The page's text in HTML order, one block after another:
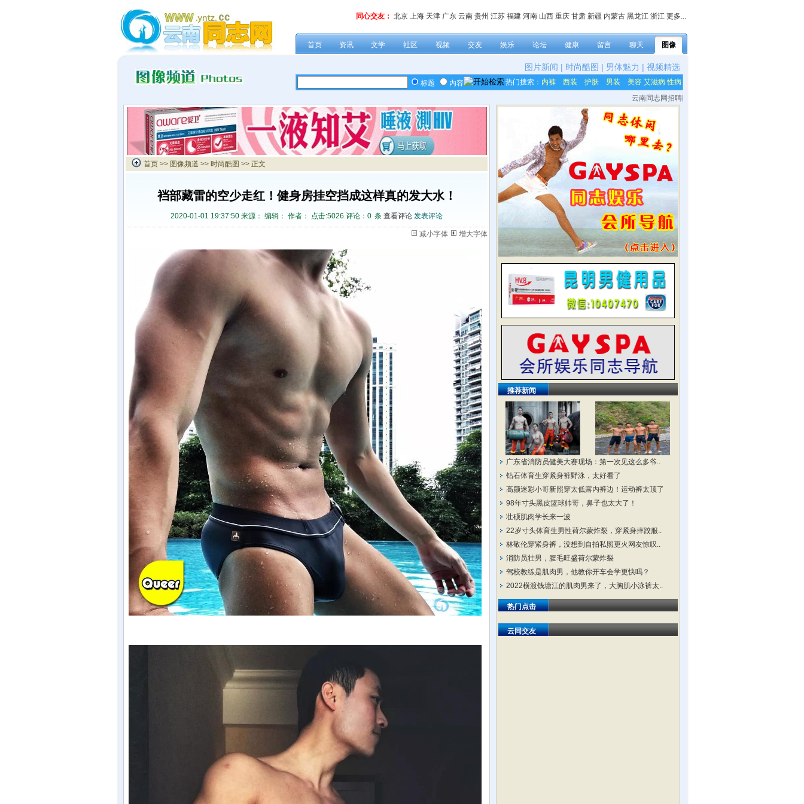
同心交友： 北京 上海 天津 广东 云南 贵州 江苏 福建 河南 山西 重庆 甘肃 新疆 内蒙古 黑龙江 浙江 更多...
首页 资讯 文学 社区 视频 交友 娱乐 论坛 健康 留言 聊天 图像
图片新闻 | 时尚酷图 | 男体魅力 |视频精选
标题 内容 热门搜索： 内裤 西装 护肤 男装 美容 艾滋病 性病
云南同志网招聘网站各栏目内容编辑，网站技术及美
首页 >> 图像频道 >> 时尚酷图 >> 正文
裆部藏雷的空少走红！健身房挂空挡成这样真的发大水！
2020-01-01 19:37:50 来源： 编辑： 作者： 点击:5026 评论： 0 条 查看评论 发表评论
减小字体 增大字体
推荐新闻
广东省消防员健美大赛现场：第一次见这么多爷..
钻石体育生穿紧身裤野泳，太好看了
高颜迷彩小哥新照穿太低露内裤边！运动裤太顶了
98年寸头黑皮篮球帅哥，鼻子也太大了！
壮硕肌肉学长来一波
22岁寸头体育生男性荷尔蒙炸裂，穿紧身摔跤服..
林敬伦穿紧身裤，没想到自拍私照更火网友惊叹..
消防员壮男，腹毛旺盛荷尔蒙炸裂
驾校教练是肌肉男，他教你开车会学更快吗？
2022横渡钱塘江的肌肉男来了，大胸肌小泳裤太..
热门点击
云同交友